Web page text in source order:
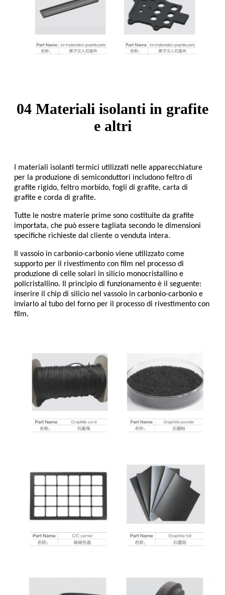
04 Materiali isolanti in grafite
e altri
I materiali isolanti termici utilizzati nelle apparecchiature
per la produzione di semiconduttori includono feltro di
grafite rigido, feltro morbido, fogli di grafite, carta di
grafite e corda di grafite.
Tutte le nostre materie prime sono costituite da grafite
importata, che può essere tagliata secondo le dimensioni
specifiche richieste dal cliente o venduta intera.
Il vassoio in carbonio-carbonio viene utilizzato come
supporto per il rivestimento con film nel processo di
produzione di celle solari in silicio monocristallino e
policristallino. Il principio di funzionamento è il seguente:
inserire il chip di silicio nel vassoio in carbonio-carbonio e
inviarlo al tubo del forno per il processo di rivestimento con
film.